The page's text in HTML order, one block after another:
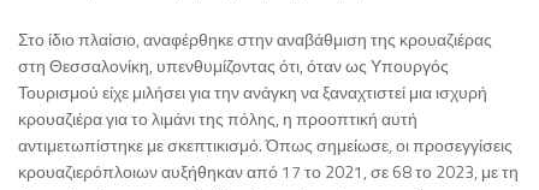
Στο ίδιο πλαίσιο, αναφέρθηκε στην αναβάθμιση της κρουαζιέρας
στη Θεσσαλονίκη, υπενθυμίζοντας ότι, όταν ως Υπουργός
Τουρισμού είχε μιλήσει για την ανάγκη να ξαναχτιστεί μια ισχυρή
κρουαζιέρα για το λιμάνι της πόλης, η προοπτική αυτή
αντιμετωπίστηκε με σκεπτικισμό. Όπως σημείωσε, οι προσεγγίσεις
κρουαζιερόπλοιων αυξήθηκαν από 17 το 2021, σε 68 το 2023, με τη